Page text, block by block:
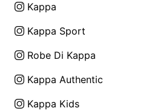
Kappa
Kappa Sport
Robe Di Kappa
Kappa Authentic
Kappa Kids